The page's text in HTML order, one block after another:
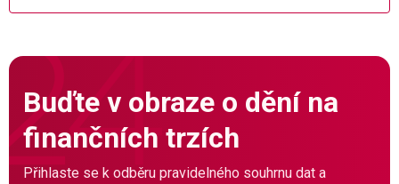
Buďte v obraze o dění na
finančních trzích
Přihlaste se k odběru pravidelného souhrnu dat a